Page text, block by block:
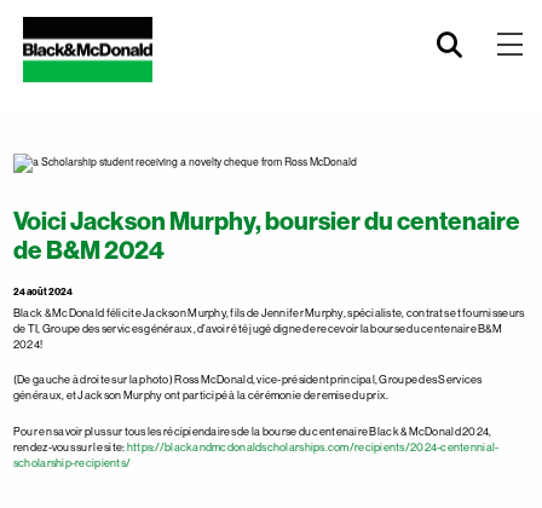
Voici Jackson Murphy, boursier du centenaire
de B&M 2024
24 août 2024
Black & McDonald félicite Jackson Murphy, fils de Jennifer Murphy, spécialiste, contrats et fournisseurs
de TI, Groupe des services généraux, d’avoir été jugé digne de recevoir la bourse du centenaire B&M
2024!
(De gauche à droite sur la photo) Ross McDonald, vice-président principal, Groupe des Services
généraux, et Jackson Murphy ont participé à la cérémonie de remise du prix.
Pour en savoir plus sur tous les récipiendaires de la bourse du centenaire Black & McDonald 2024,
rendez-vous sur le site:https://blackandmcdonaldscholarships.com/recipients/2024-centennial-
scholarship-recipients/